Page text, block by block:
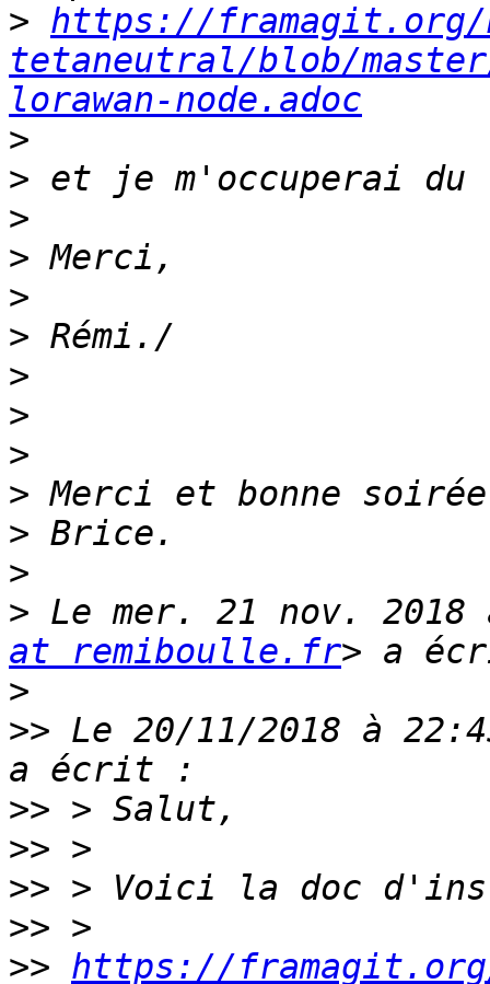
> https://framagit.org/
tetaneutral/blob/
lorawan-node.adoc
>
>
>
>
>
>
>
>
>
>
>
>
> Le mer. 21 nov.
at remiboulle.fr
>
>> Le 20/11/2018 à
>>
>>
>>
>>
>> https://framagit.org/